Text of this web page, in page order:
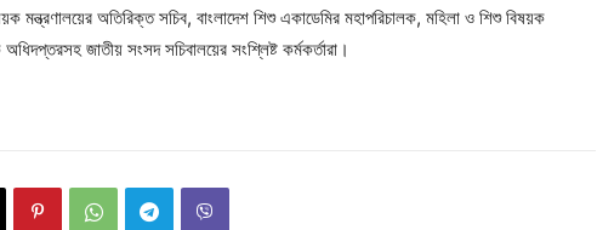
মন্ত্রণালয়ের অতিরিক্ত সচিব, বাংলাদেশ শিশু একাডেমির মহাপরিচালক, মহিলা ও শিশু বিষয়ক
জাতীয় সংসদ সচিবালয়ের সংশ্লিষ্ট কর্মকর্তারা।